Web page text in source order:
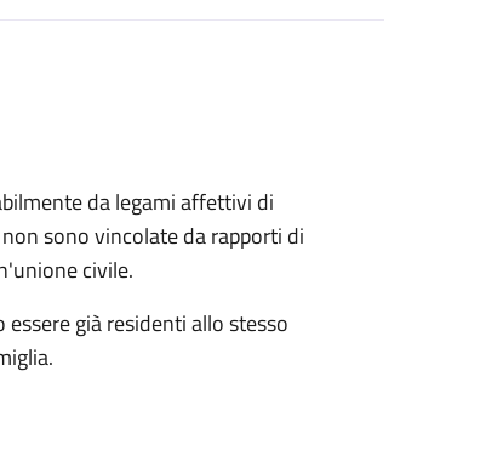
da legami affettivi di
sono vincolate da rapporti di
civile.
già residenti allo stesso